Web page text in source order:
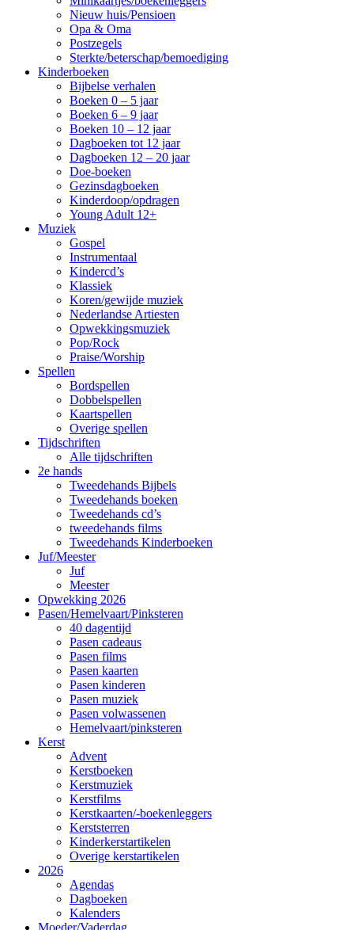
Nieuw huis/Pensioen
Opa & Oma
Postzegels
Sterkte/beterschap/bemoediging
Kinderboeken
Bijbelse verhalen
Boeken 0 – 5 jaar
Boeken 6 – 9 jaar
Boeken 10 – 12 jaar
Dagboeken tot 12 jaar
Dagboeken 12 – 20 jaar
Doe-boeken
Gezinsdagboeken
Kinderdoop/opdragen
Young Adult 12+
Muziek
Gospel
Instrumentaal
Kindercd’s
Klassiek
Koren/gewijde muziek
Nederlandse Artiesten
Opwekkingsmuziek
Pop/Rock
Praise/Worship
Spellen
Bordspellen
Dobbelspellen
Kaartspellen
Overige spellen
Tijdschriften
Alle tijdschriften
2e hands
Tweedehands Bijbels
Tweedehands boeken
Tweedehands cd’s
tweedehands films
Tweedehands Kinderboeken
Juf/Meester
Juf
Meester
Opwekking 2026
Pasen/Hemelvaart/Pinksteren
40 dagentijd
Pasen cadeaus
Pasen films
Pasen kaarten
Pasen kinderen
Pasen muziek
Pasen volwassenen
Hemelvaart/pinksteren
Kerst
Advent
Kerstboeken
Kerstmuziek
Kerstfilms
Kerstkaarten/-boekenleggers
Kerststerren
Kinderkerstartikelen
Overige kerstartikelen
2026
Agendas
Dagboeken
Kalenders
Moeder/Vaderdag